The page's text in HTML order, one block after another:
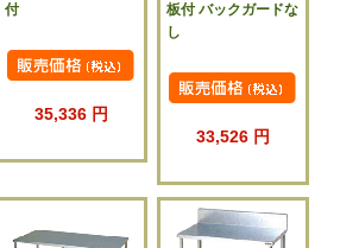
付
35,336 円
板付 バックガードな
し
33,526 円